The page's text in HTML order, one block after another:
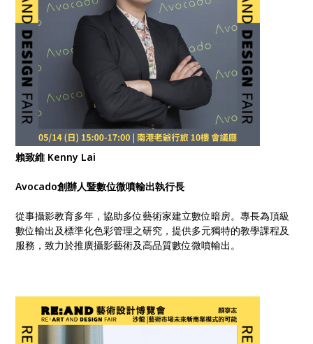
賴致維 Kenny Lai
Avocado創辦人暨數位微噴輸出執行長
從事攝影教育多年，協助多位藝術家建立數位暗房。專長為頂級
數位輸出及標準化色彩管理之研究，提供多元獨特的教學課程及
服務，致力於推廣攝影藝術及高品質數位微噴輸出。